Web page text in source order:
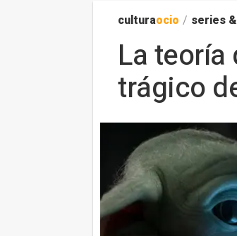
culturaocio / series
La
trágico